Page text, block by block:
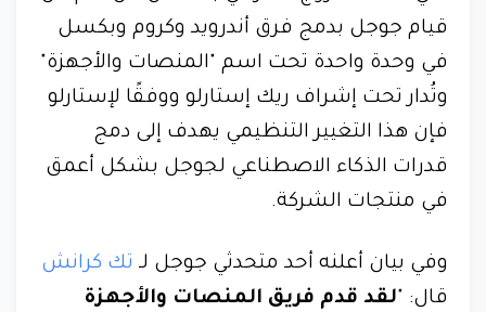
قيام جوجل بدمج فرق أندرويد وكروم وبكسل
في وحدة واحدة تحت اسم "المنصات والأجهزة"
وتُدار تحت إشراف ريك إستارلو ووفقًا لإستارلو
فإن هذا التغيير التنظيمي يهدف إلى دمج
قدرات الذكاء الاصطناعي لجوجل بشكل أعمق
في منتجات الشركة.
وفي بيان أعلنه أحد متحدثي جوجل لـ تك كرانش
قال: "لقد قدم فريق المنصات والأجهزة